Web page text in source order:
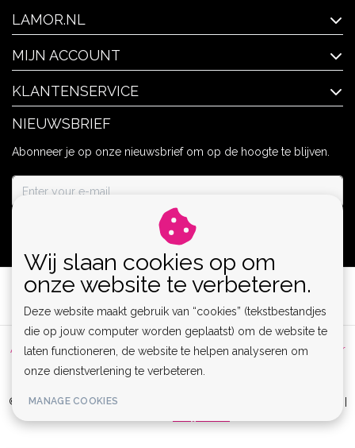
LAMOR.NL
MIJN ACCOUNT
KLANTENSERVICE
NIEUWSBRIEF
Abonneer je op onze nieuwsbrief om op de hoogte te blijven.
Algemene voorwaarden | Privacy Policy | Sitemap |
Disclaimer
RSS Feed
© Copyright 2026 - Lamor | Clubwear, Lingerie & Kinky Fashion XS-6XL |
Wij slaan cookies op om
onze website te verbeteren.
Deze website maakt gebruik van “cookies” (tekstbestandjes
die op jouw computer worden geplaatst) om de website te
laten functioneren, de website te helpen analyseren om
onze dienstverlening te verbeteren.
MANAGE COOKIES